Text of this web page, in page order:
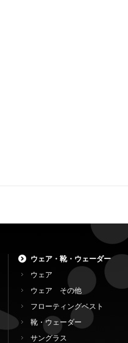
ウェア・靴・ウェーダー
ウェア
ウェア その他
フローティングベスト
靴・ウェーダー
サングラス